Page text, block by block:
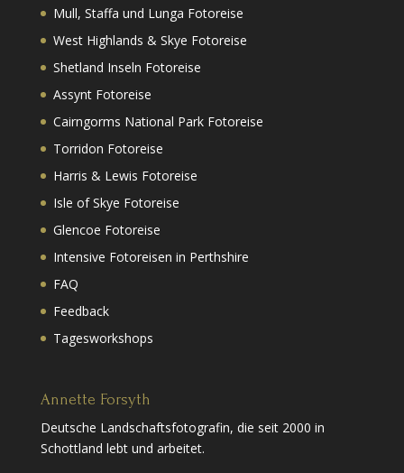
Mull, Staffa und Lunga Fotoreise
West Highlands & Skye Fotoreise
Shetland Inseln Fotoreise
Assynt Fotoreise
Cairngorms National Park Fotoreise
Torridon Fotoreise
Harris & Lewis Fotoreise
Isle of Skye Fotoreise
Glencoe Fotoreise
Intensive Fotoreisen in Perthshire
FAQ
Feedback
Tagesworkshops
Annette Forsyth
Deutsche Landschaftsfotografin, die seit 2000 in
Schottland lebt und arbeitet.